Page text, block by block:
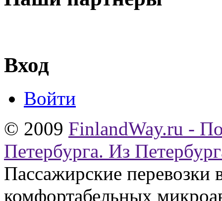
Вход
Войти
© 2009 FinlandWay.ru -
Петербурга. Из
Пассажирские
комфортабельных